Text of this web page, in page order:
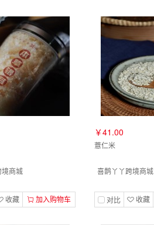
商城
收藏 加入购物车
￥41.00
薏仁米
喜鹊丫丫跨境商城
对比 收藏